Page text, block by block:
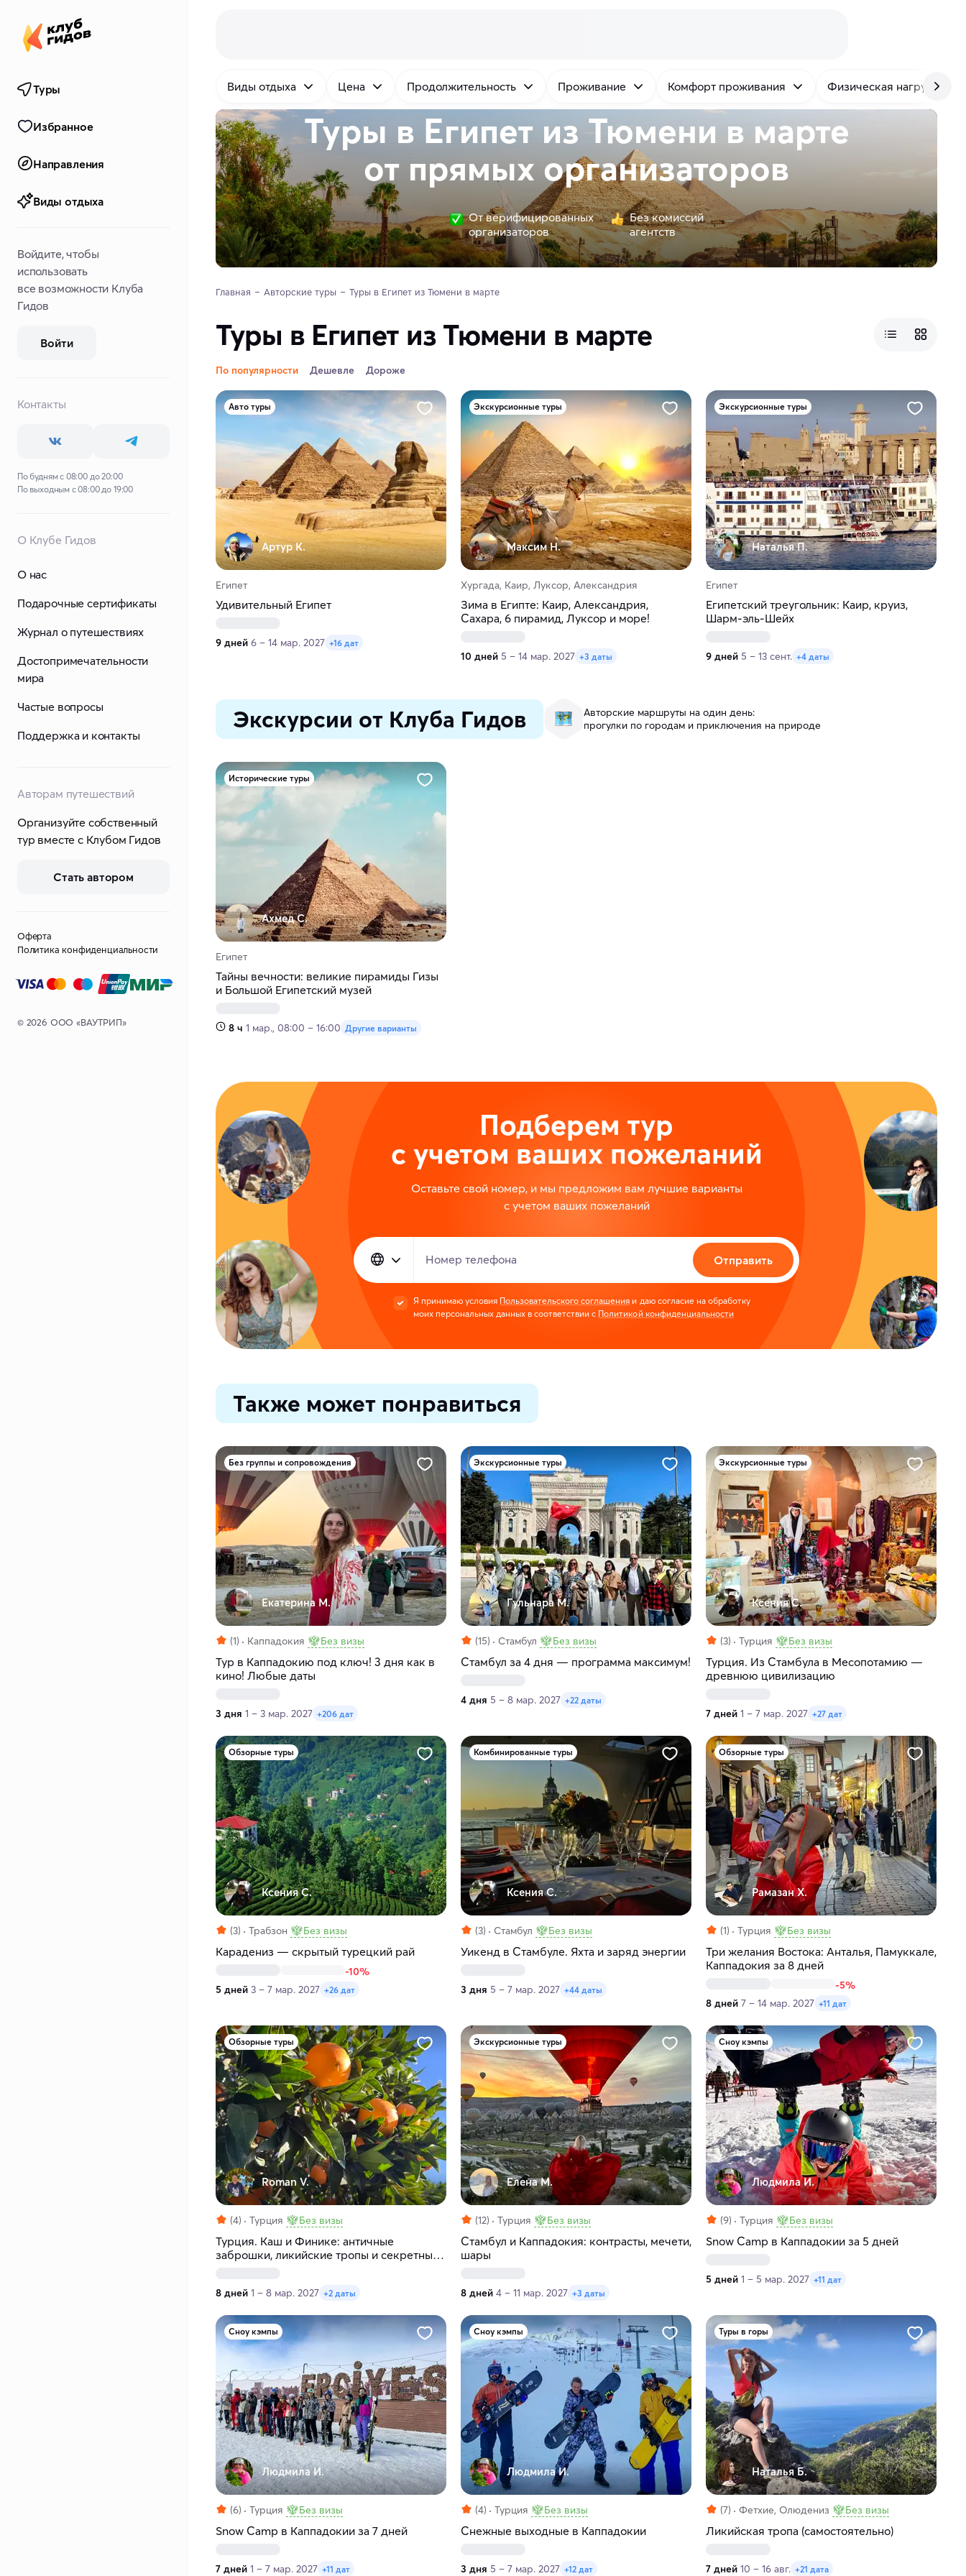
Туры
Избранное
Направления
Виды отдыха
Войдите, чтобы
использовать
все возможности Клуба
Гидов
Войти
Контакты
По будням с 08:00 до 20:00
По выходным с 08:00 до 19:00
О Клубе Гидов
О нас
Подарочные сертификаты
Журнал о путешествиях
Достопримечательности
мира
Частые вопросы
Поддержка и контакты
Авторам путешествий
Организуйте собственный
тур вместе с Клубом Гидов
Стать автором
Оферта
Политика конфиденциальности
© 2026 ООО «ВАУТРИП»
Виды отдыха Цена Продолжительность Проживание Комфорт проживания Физическая нагрузка
Туры в Египет из Тюмени в марте
от прямыхорганизаторов
От верифицированных
организаторов
Без комиссий
агентств
Главная Авторские туры Туры в Египет из Тюмени в марте
Туры в Египет из Тюмени в марте
По популярности Дешевле Дороже
Авто туры
Артур К.
Египет
Удивительный Египет
9 дней 6 – 14 мар. 2027 +16 дат
Экскурсионные туры
Максим H.
Хургада, Каир, Луксор, Александрия
Зима в Египте: Каир, Александрия,
Сахара, 6 пирамид, Луксор и море!
10 дней 5 – 14 мар. 2027 +3 даты
Экскурсионные туры
Наталья П.
Египет
Египетский треугольник: Каир, круиз,
Шарм-эль-Шейх
9 дней 5 – 13 сент. +4 даты
Экскурсии от Клуба Гидов
Авторские маршруты на один день:
прогулки по городам и приключения на природе
Исторические туры
Ахмед С.
Египет
Тайны вечности: великие пирамиды Гизы
и Большой Египетский музей
8 ч 1 мар., 08:00 – 16:00 Другие варианты
Подберем тур
с учетом ваших пожеланий
Оставьте свой номер, и мы предложим вам лучшие варианты
с учетом ваших пожеланий
Номер телефона Отправить
Я принимаю условия Пользовательского соглашения и даю согласие на обработку
моих персональных данных в соответствии с Политикой конфиденциальности
Также может понравиться
Без группы и сопровождения
Екатерина М.
(1) Каппадокия Без визы
Тур в Каппадокию под ключ! 3 дня как в
кино! Любые даты
3 дня 1 – 3 мар. 2027 +206 дат
Экскурсионные туры
Гульнара М.
(15) Стамбул Без визы
Стамбул за 4 дня — программа максимум!
4 дня 5 – 8 мар. 2027 +22 даты
Экскурсионные туры
Ксения С.
(3) Турция Без визы
Турция. Из Стамбула в Месопотамию —
древнюю цивилизацию
7 дней 1 – 7 мар. 2027 +27 дат
Обзорные туры
Ксения С.
(3) Трабзон Без визы
Карадениз — скрытый турецкий рай
-10%
5 дней 3 – 7 мар. 2027 +26 дат
Комбинированные туры
Ксения С.
(3) Стамбул Без визы
Уикенд в Стамбуле. Яхта и заряд энергии
3 дня 5 – 7 мар. 2027 +44 даты
Обзорные туры
Рамазан Х.
(1) Турция Без визы
Три желания Востока: Анталья, Памуккале,
Каппадокия за 8 дней
-5%
8 дней 7 – 14 мар. 2027 +11 дат
Обзорные туры
Roman V.
(4) Турция Без визы
Турция. Каш и Финике: античные
заброшки, ликийские тропы и секретные
8 дней 1 – 8 мар. 2027 +2 даты
Экскурсионные туры
Елена М.
(12) Турция Без визы
Стамбул и Каппадокия: контрасты, мечети,
шары
8 дней 4 – 11 мар. 2027 +3 даты
Сноу кэмпы
Людмила И.
(9) Турция Без визы
Snow Camp в Каппадокии за 5 дней
5 дней 1 – 5 мар. 2027 +11 дат
Сноу кэмпы
Людмила И.
(6) Турция Без визы
Snow Camp в Каппадокии за 7 дней
7 дней 1 – 7 мар. 2027 +11 дат
Сноу кэмпы
Людмила И.
(4) Турция Без визы
Снежные выходные в Каппадокии
3 дня 5 – 7 мар. 2027 +12 дат
Туры в горы
Наталья Б.
(7) Фетхие, Олюдениз Без визы
Ликийская тропа (самостоятельно)
7 дней 10 – 16 авг. +21 дата